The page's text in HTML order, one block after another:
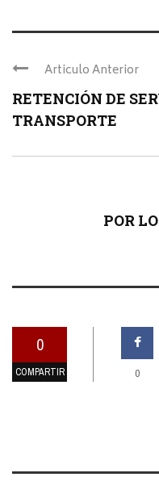
Articulo Anterior
RETENCIÓN DE
TRANSPORTE
POR
0
COMPARTIR 0